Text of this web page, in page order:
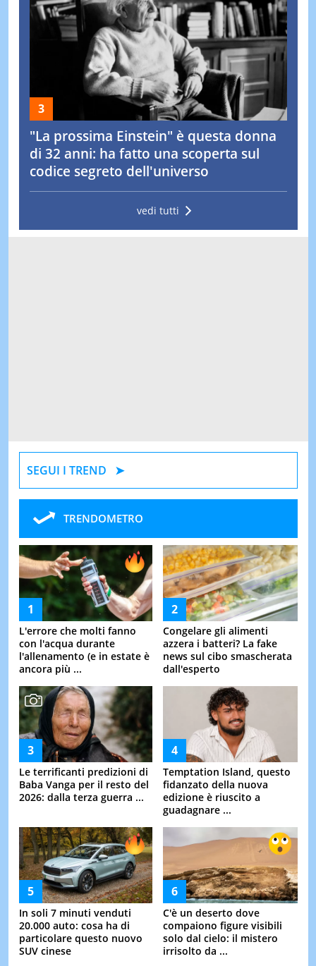
"La prossima Einstein" è questa donna
di 32 anni: ha fatto una scoperta sul
codice segreto dell'universo
vedi tutti
SEGUI I TREND
TRENDOMETRO
L'errore che molti fanno
con l'acqua durante
l'allenamento (e in estate è
ancora più ...
Congelare gli alimenti
azzera i batteri? La fake
news sul cibo smascherata
dall'esperto
Le terrificanti predizioni di
Baba Vanga per il resto del
2026: dalla terza guerra ...
Temptation Island, questo
fidanzato della nuova
edizione è riuscito a
guadagnare ...
In soli 7 minuti venduti
20.000 auto: cosa ha di
particolare questo nuovo
SUV cinese
C'è un deserto dove
compaiono figure visibili
solo dal cielo: il mistero
irrisolto da ...